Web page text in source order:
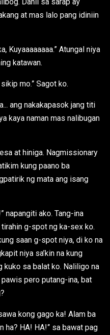
at mas lalo pang idiniin
Kuyaaaaaaaa.” Atungal niya
katawan.
sikip mo.” Sagot ko.
ang nakakapasok jang titi
kaya naman mas nalibugan
at hiniga. Nagmissionary
kung paano ba
ng mata ang isang
napangiti ako. Tang-ina
tirahin g-spot ng ka-sex ko.
saan g-spot niya, di ko na
niya sa’kin na kung
kuko sa balat ko. Naliligo na
pero putang-ina, bat
kong gago ka! Alam ba
ha? HA! HA!” sa bawat pag